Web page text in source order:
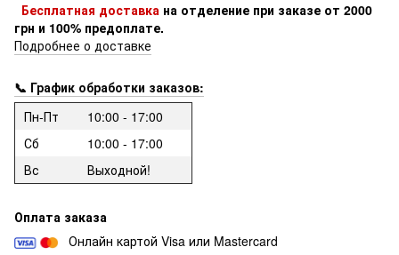
Бесплатная доставка на отделение при заказе от 2000
грн и 100% предоплате.
Подробнее о доставке
📞 График обработки заказов:
Пн-Пт
10:00 - 17:00
Сб
10:00 - 17:00
Вс
Выходной!
Оплата заказа
Онлайн картой Visa или Mastercard